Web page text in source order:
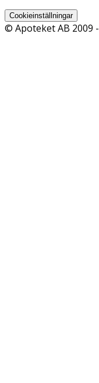
Cookieinställningar
© Apoteket AB 2009 -